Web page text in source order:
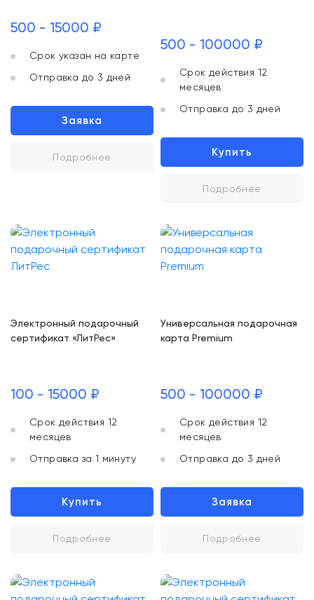
500 - 15000 ₽
Срок указан на карте
Отправка до 3 дней
Заявка
Подробнее
500 - 100000 ₽
Срок действия 12
месяцев
Отправка до 3 дней
Купить
Подробнее
Электронный подарочный
сертификат «ЛитРес»
100 - 15000 ₽
Срок действия 12
месяцев
Отправка за 1 минуту
Купить
Подробнее
Универсальная подарочная
карта Premium
500 - 100000 ₽
Срок действия 12
месяцев
Отправка до 3 дней
Заявка
Подробнее